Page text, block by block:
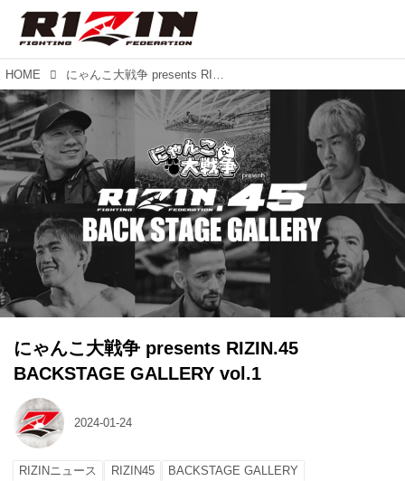
HOME にゃんこ大戦争 presents RIZIN.45 BACKSTAGE GALLERY vol.1
にゃんこ大戦争 presents RIZIN.45
BACKSTAGE GALLERY vol.1
2024-01-24
RIZINニュース RIZIN45
BACKSTAGE GALLERY